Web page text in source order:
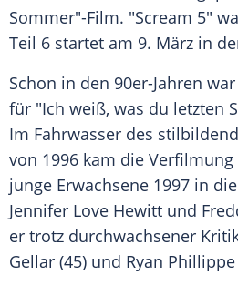
Sommer"-Film. "Scream 5"
Teil 6 startet am 9. März in
Schon in den 90er-Jahren
für "Ich weiß, was du letzten
Im Fahrwasser des
von 1996 kam die
junge Erwachsene 1997 in
Jennifer Love Hewitt und
er trotz durchwachsener
Gellar (45) und Ryan Phillippe